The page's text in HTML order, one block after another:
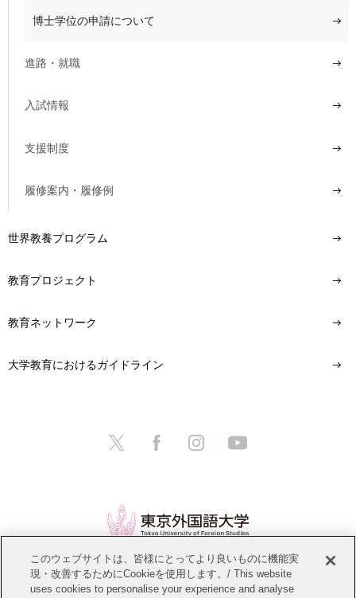
博士学位の申請について
進路・就職
入試情報
支援制度
履修案内・履修例
世界教養プログラム
教育プロジェクト
教育ネットワーク
大学教育におけるガイドライン
情報公開 教職員募集 このサイトについて
このウェブサイトは、皆様にとってより良いものに機能実
現・改善するためにCookieを使用します。/ This website
uses cookies to personalise your experience and analyse